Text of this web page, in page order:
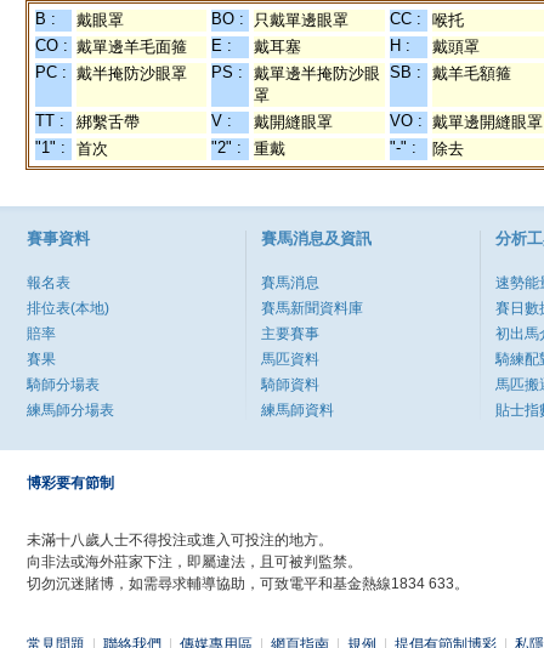
B : 戴眼罩 BO : 只戴單邊眼罩 CC :
喉托
CO : 戴單邊羊毛面箍 E : 戴耳塞 H :
戴頭罩
PC : 戴半掩防沙眼罩 PS :
戴單邊半掩防沙眼
罩
SB : 戴羊毛額箍
TT : 綁繫舌帶 V : 戴開縫眼罩 VO : 戴單邊開縫眼罩
"1" :
首次 "2" : 重戴 "-" : 除去
賽事資料
報名表
排位表(本地)
賠率
賽果
騎師分場表
練馬師分場表
賽馬消息及資訊
賽馬消息
賽馬新聞資料庫
主要賽事
馬匹資料
騎師資料
練馬師資料
分析
速勢能
賽日數
初出馬
騎練配
馬匹搬
貼士指
博彩要有節制
未滿十八歲人士不得投注或進入可投注的地方。
向非法或海外莊家下注，即屬違法，且可被判監禁。
切勿沉迷賭博，如需尋求輔導協助，可致電平和基金熱線1834 633。
常見問題 聯絡我們 傳媒專用區 網頁指南 規例 提倡有節制博彩 私